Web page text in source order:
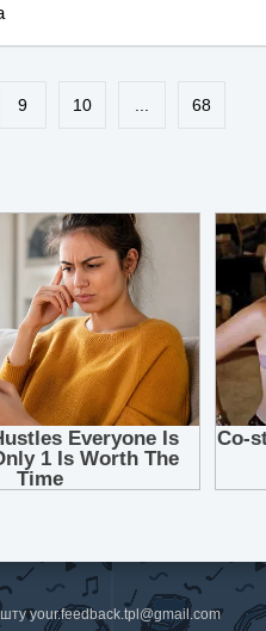
9 10 68
your.feedback.tpl@gmail.com